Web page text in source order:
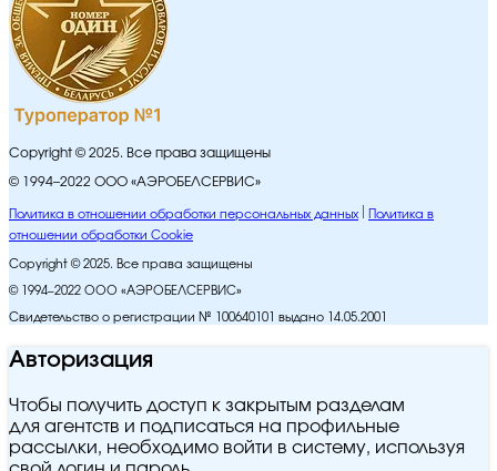
Copyright © 2025. Все права защищены
© 1994–2022 ООО «АЭРОБЕЛСЕРВИС»
Политика в отношении обработки персональных данных
Политика в
отношении обработки Cookie
Copyright © 2025. Все права защищены
© 1994–2022 ООО «АЭРОБЕЛСЕРВИС»
Свидетельство о регистрации № 100640101 выдано 14.05.2001
Авторизация
Чтобы получить доступ к закрытым разделам
для агентств и подписаться на профильные
рассылки, необходимо войти в систему, используя